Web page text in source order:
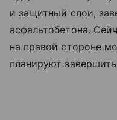
и защитный слои,
асфальтобетона.
на правой стороне
планируют